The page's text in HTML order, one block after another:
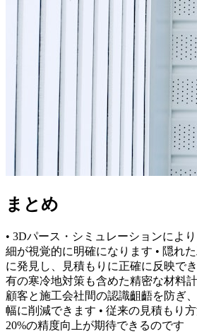
まとめ
• 3Dパース・シミュレーションによ
細が視覚的に明確になります • 隠れ
に発見し、見積もりに正確に反映で
有の寒冷地対策も含めた精密な材料
顧客と施工会社間の認識齟齬を防ぎ
幅に削減できます • 従来の見積もり
20%の精度向上が期待できるのです